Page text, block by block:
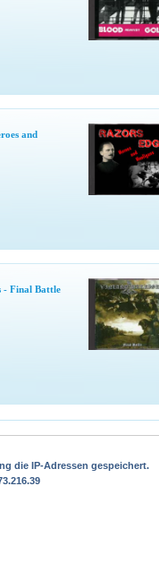
and
- Final Battle
die IP-Adressen gespeichert.